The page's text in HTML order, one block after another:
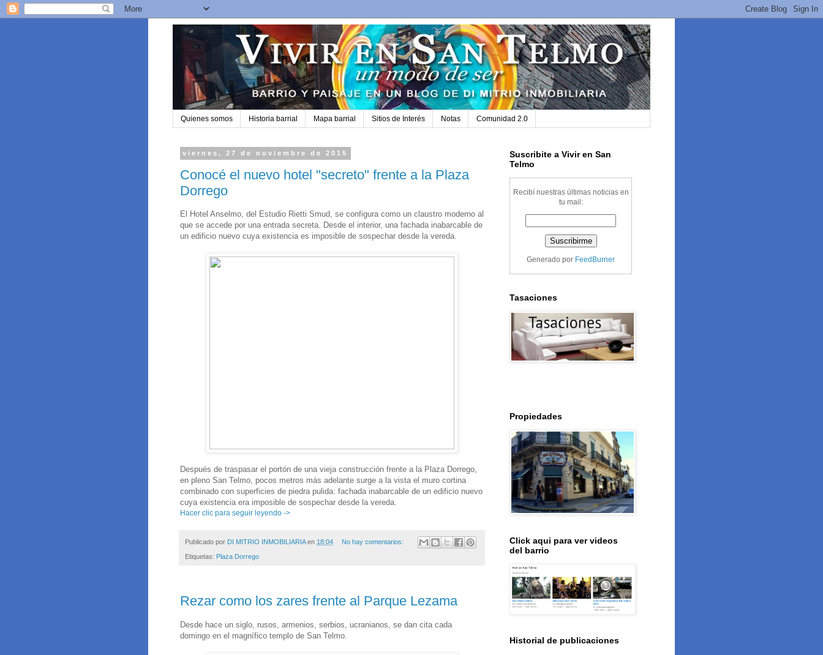
Quienes somos Historia barrial Mapa barrial Sitios de Interés Notas Comunidad 2.0
viernes, 27 de noviembre de 2015
Conocé el nuevo hotel "secreto" frente a la Plaza
Dorrego
El Hotel Anselmo, del Estudio Rietti Smud, se configura como un claustro moderno al
que se accede por una entrada secreta. Desde el interior, una fachada inabarcable de
un edificio nuevo cuya existencia es imposible de sospechar desde la vereda.
Después de traspasar el portón de una vieja construcción frente a la Plaza Dorrego,
en pleno San Telmo, pocos metros más adelante surge a la vista el muro cortina
combinado con superficies de piedra pulida: fachada inabarcable de un edificio nuevo
cuya existencia era imposible de sospechar desde la vereda.
Hacer clic para seguir leyendo ->
Publicado por DI MITRIO INMOBILIARIA en 18:04 No hay comentarios:
Etiquetas: Plaza Dorrego
Rezar como los zares frente al Parque Lezama
Desde hace un siglo, rusos, armenios, serbios, ucranianos, se dan cita cada
domingo en el magnífico templo de San Telmo.
Suscribite a Vivir en San
Telmo
Recibí nuestras últimas noticias en
tu mail:
Generado por FeedBurner
Tasaciones
Propiedades
Click aqui para ver videos
del barrio
Historial de publicaciones